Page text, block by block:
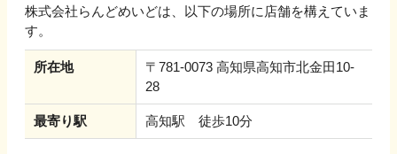
株式会社らんどめいどは、以下の場所に店舗を構えていま
す。
所在地
〒781-0073 高知県高知市北金田10-
28
最寄り駅 高知駅 徒歩10分